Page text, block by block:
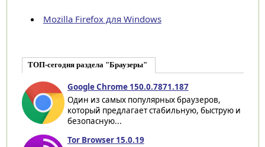
Mozilla Firefox для Windows
ТОП-сегодня раздела "Браузеры"
Google Chrome 150.0.7871.187
Один из самых популярных браузеров,
который предлагает стабильную, быструю и
безопасную...
Tor Browser 15.0.19